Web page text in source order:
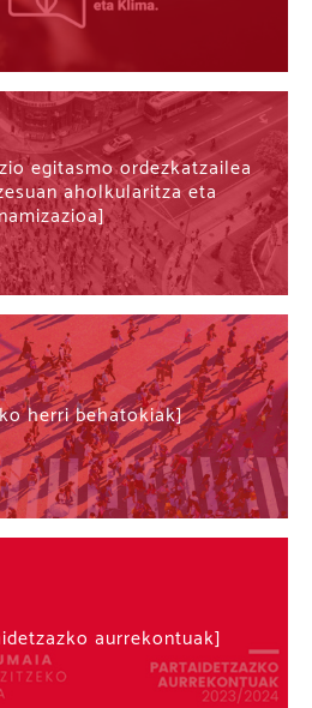
egitasmo ordezkatzailea
aholkularitza eta
herri behatokiak
aurrekontuak